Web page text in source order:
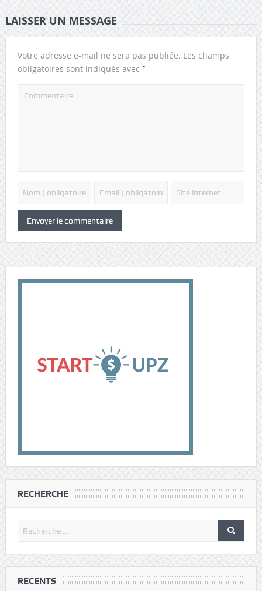
LAISSER UN MESSAGE
Votre adresse e-mail ne sera pas publiée. Les champs
obligatoires sont indiqués avec *
RECHERCHE
RECENTS